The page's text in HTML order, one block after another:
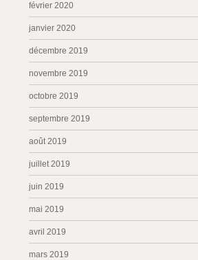
février 2020
janvier 2020
décembre 2019
novembre 2019
octobre 2019
septembre 2019
août 2019
juillet 2019
juin 2019
mai 2019
avril 2019
mars 2019